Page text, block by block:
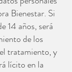
Bienestar. Si
14 años, será
de los
tratamiento, y
lícito en la